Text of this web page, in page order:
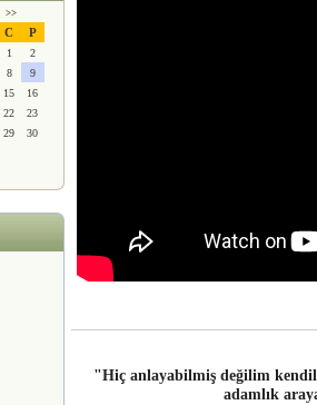
>>
C P
1
2
8
9
15
16
22
23
29
30
"Hiç anlayabilmiş değilim
adamlık